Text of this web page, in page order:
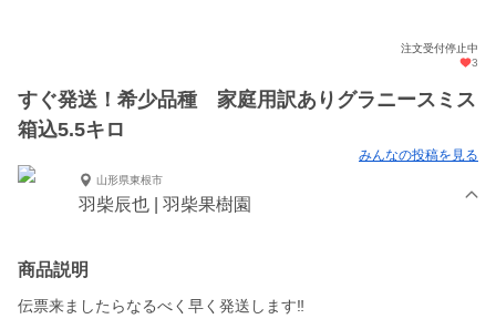
注文受付停止中
3
すぐ発送！希少品種 家庭用訳ありグラニースミス
箱込5.5キロ
みんなの投稿を見る
山形県東根市
羽柴辰也 | 羽柴果樹園
商品説明
伝票来ましたらなるべく早く発送します‼️